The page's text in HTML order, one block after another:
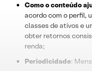
Como o conteúdo
acordo com o perfil,
classes de ativos e
obter retornos
renda;
Periodicidade: